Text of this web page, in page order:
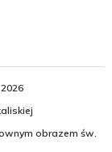
obrazem św.